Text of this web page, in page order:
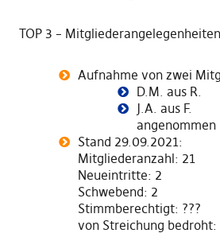
TOP 3 – Mitgliederangelegenheiten
Aufnahme von zwei
D.M. aus R.
J.A. aus F.
angenommen
Stand 29.09.2021:
Mitgliederanzahl: 21
Neueintritte: 2
Schwebend: 2
Stimmberechtigt: ???
von Streichung bedroht: